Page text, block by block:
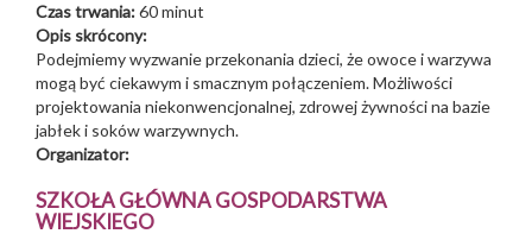
Czas trwania:60 minut
Opis skrócony:
Podejmiemy wyzwanie przekonania dzieci, że owoce i warzywa
mogą być ciekawym i smacznym połączeniem. Możliwości
projektowania niekonwencjonalnej, zdrowej żywności na bazie
jabłek i soków warzywnych.
Organizator:
SZKOŁA GŁÓWNA GOSPODARSTWA
WIEJSKIEGO